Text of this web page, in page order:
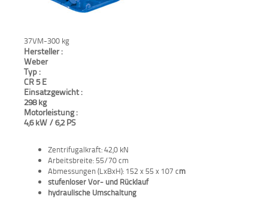
Kommunaltechnik
Sonstiges
Sonderaktionen
Aktionen
und
Anfahrt
37VM-300 kg
Hersteller :
Weber
Typ :
CR 5 E
Einsatzgewicht :
298 kg
Motorleistung :
4,6 kW / 6,2 PS
Zentrifugalkraft: 42,0 kN
Arbeitsbreite: 55/70 cm
Abmessungen (LxBxH): 152 x 55 x 107 cm
stufenloser Vor- und Rücklauf
hydraulische Umschaltung